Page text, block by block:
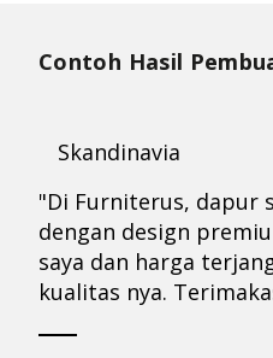
Contoh Hasil
Skandinavia
"Di Furniterus, dapur
dengan design
saya dan harga
kualitas nya.